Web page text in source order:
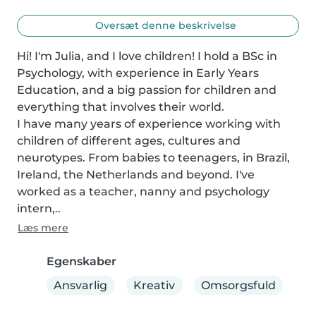
Oversæt denne beskrivelse
Hi! I'm Julia, and I love children! I hold a BSc in
Psychology, with experience in Early Years
Education, and a big passion for children and
everything that involves their world.
I have many years of experience working with
children of different ages, cultures and
neurotypes. From babies to teenagers, in Brazil,
Ireland, the Netherlands and beyond. I've
worked as a teacher, nanny and psychology
intern,..
Læs mere
Egenskaber
Ansvarlig
Kreativ Omsorgsfuld